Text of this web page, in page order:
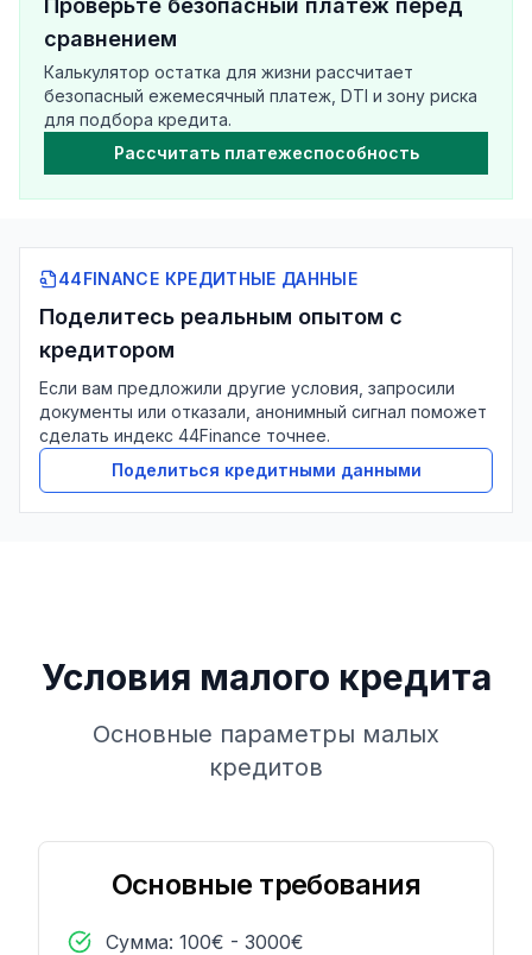
Проверьте безопасный платеж перед
сравнением
Калькулятор остатка для жизни рассчитает
безопасный ежемесячный платеж, DTI и зону риска
для подбора кредита.
Рассчитать платежеспособность
44FINANCE КРЕДИТНЫЕ ДАННЫЕ
Поделитесь реальным опытом с
кредитором
Если вам предложили другие условия, запросили
документы или отказали, анонимный сигнал поможет
сделать индекс 44Finance точнее.
Поделиться кредитными данными
Условия малого кредита
Основные параметры малых
кредитов
Основные требования
Сумма: 100€ - 3000€